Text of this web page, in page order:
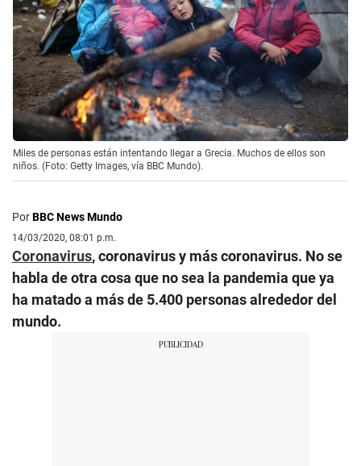
Miles de personas están intentando llegar a Grecia. Muchos de ellos son
niños. (Foto: Getty Images, vía BBC Mundo).
PorBBC News Mundo
14/03/2020, 08:01 p.m.
Coronavirus, coronavirus y más coronavirus. No se
habla de otra cosa que no sea la pandemia que ya
ha matado a más de 5.400 personas alrededor del
mundo.